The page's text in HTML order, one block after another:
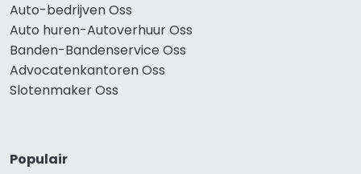
Auto-bedrijven Oss
Auto huren-Autoverhuur Oss
Banden-Bandenservice Oss
Advocatenkantoren Oss
Slotenmaker Oss
Populair